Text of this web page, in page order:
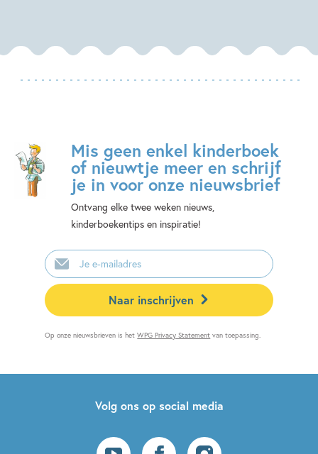
Mis geen enkel kinderboek
of nieuwtje meer en schrijf
je in voor onze nieuwsbrief
Ontvang elke twee weken nieuws,
kinderboekentips en inspiratie!
E-
mailadres
Naar inschrijven
Op onze nieuwsbrieven is hetWPG Privacy Statement van toepassing.
Volg ons op social media